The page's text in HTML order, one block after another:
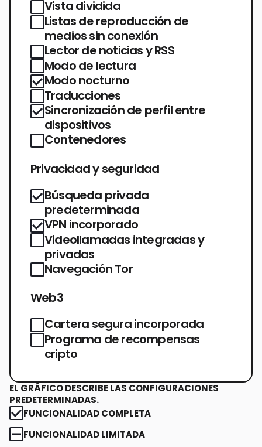
Vista dividida
Listas de reproducción de
medios sin conexión
Lector de noticias y RSS
Modo de lectura
Modo nocturno
Traducciones
Sincronización de perfil entre
dispositivos
Contenedores
Privacidad y seguridad
Búsqueda privada
predeterminada
VPN incorporado
Videollamadas integradas y
privadas
Navegación Tor
Web3
Cartera segura incorporada
Programa de recompensas
cripto
EL GRÁFICO DESCRIBE LAS CONFIGURACIONES
PREDETERMINADAS.
FUNCIONALIDAD COMPLETA
FUNCIONALIDAD LIMITADA